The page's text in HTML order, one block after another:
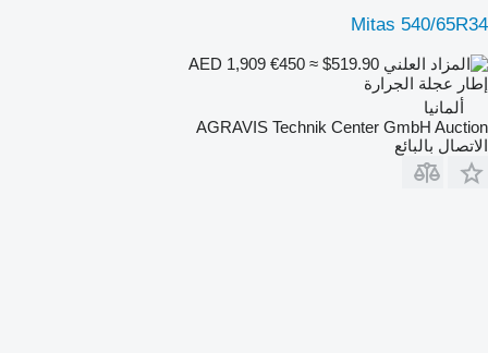
Mitas 540/65R34
€450 ≈ $519.90
إطار عجلة الجرارة
ألمانيا
AGRAVIS Technik Center GmbH Auction
الاتصال بالبائع